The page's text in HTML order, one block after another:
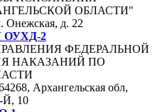
ОБЛАСТИ"
Онежская, д. 22
ОУХД-2
ФЕДЕРАЛЬНОЙ
НАКАЗАНИЙ ПО
Архангельская обл,
Й, 10